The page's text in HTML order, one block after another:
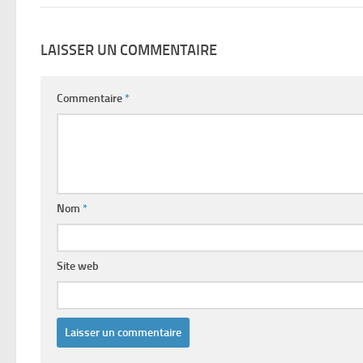
LAISSER UN COMMENTAIRE
Commentaire*
Nom *
Site web